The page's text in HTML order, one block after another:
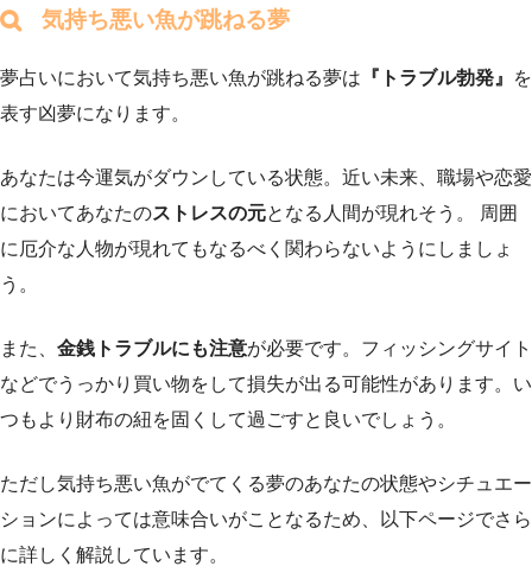
気持ち悪い魚が跳ねる夢
夢占いにおいて気持ち悪い魚が跳ねる夢は 『トラブル勃発』
を
表す凶夢になります。
あなたは今運気がダウンしている状態。近い未来、職場や恋愛
においてあなたのストレスの元となる人間が現れそう。 周囲
に厄介な人物が現れてもなるべく関わらないようにしましょ
う。
また、 金銭トラブルにも注意が必要です。フィッシングサイト
などでうっかり買い物をして損失が出る可能性があります。い
つもより財布の紐を固くして過ごすと良いでしょう。
ただし気持ち悪い魚がでてくる夢のあなたの状態やシチュエー
ションによっては意味合いがことなるため、以下ページでさら
に詳しく解説しています。